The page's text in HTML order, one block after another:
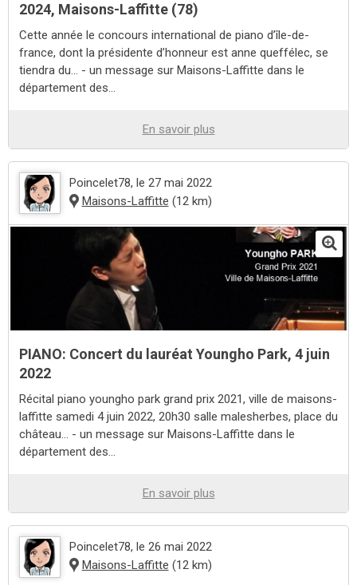
2024, Maisons-Laffitte (78)
Cette année le concours international de piano d’île-de-
france, dont la présidente d’honneur est anne queffélec, se
tiendra du... - un message sur Maisons-Laffitte dans le
département des...
En savoir plus
Poincelet78, le 27 mai 2022
Maisons-Laffitte (12 km)
PIANO: Concert du lauréat Youngho Park, 4 juin
2022
Récital piano youngho park grand prix 2021, ville de maisons-
laffitte samedi 4 juin 2022, 20h30 salle malesherbes, place du
château... - un message sur Maisons-Laffitte dans le
département des...
En savoir plus
Poincelet78, le 26 mai 2022
Maisons-Laffitte (12 km)